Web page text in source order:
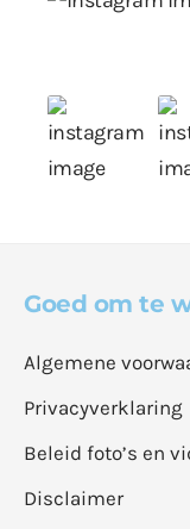
Goed om te
Algemene
Privacyverklaring
Beleid foto’s en
Disclaimer